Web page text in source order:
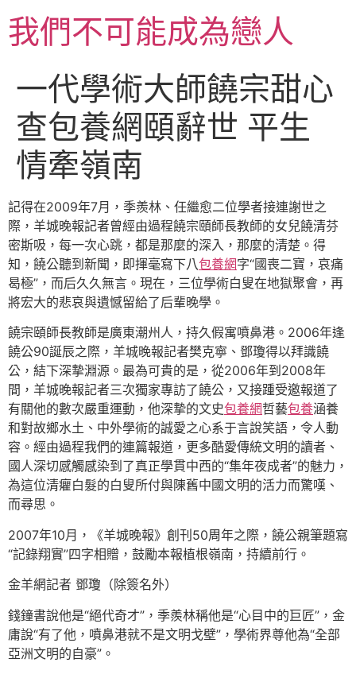
至
主我們不可能成為戀人
一代學術大師饒宗甜心
查包養網頤辭世 平生
情牽嶺南
記得在2009年7月，季羨林、任繼愈二位學者接連謝世之
際，羊城晚報記者曾經由過程饒宗頤師長教師的女兒饒清芬
密斯吸，每一次心跳，都是那麼的深入，那麼的清楚。得
知，饒公聽到新聞，即揮毫寫下八包養網字“國喪二寶，哀痛
曷極”，而后久久無言。現在，三位學術白叟在地獄聚會，再
將宏大的悲哀與遺憾留給了后輩晚學。
饒宗頤師長教師是廣東潮州人，持久假寓噴鼻港。2006年逢
饒公90誕辰之際，羊城晚報記者樊克寧、鄧瓊得以拜識饒
公，結下深摯淵源。最為可貴的是，從2006年到2008年
間，羊城晚報記者三次獨家專訪了饒公，又接踵受邀報道了
有關他的數次嚴重運動，他深摯的文史包養網哲藝包養涵養
和對故鄉水土、中外學術的誠愛之心系于言說笑語，令人動
容。經由過程我們的連篇報道，更多酷愛傳統文明的讀者、
國人深切感觸感染到了真正學貫中西的“集年夜成者”的魅力，
為這位清癯白髮的白叟所付與陳舊中國文明的活力而驚嘆、
而尋思。
2007年10月，《羊城晚報》創刊50周年之際，饒公親筆題寫
“記錄翔實”四字相贈，鼓勵本報植根嶺南，持續前行。
金羊網記者 鄧瓊（除簽名外）
錢鐘書說他是“絕代奇才”，季羨林稱他是“心目中的巨匠”，金
庸說“有了他，噴鼻港就不是文明戈壁”，學術界尊他為“全部
亞洲文明的自豪”。